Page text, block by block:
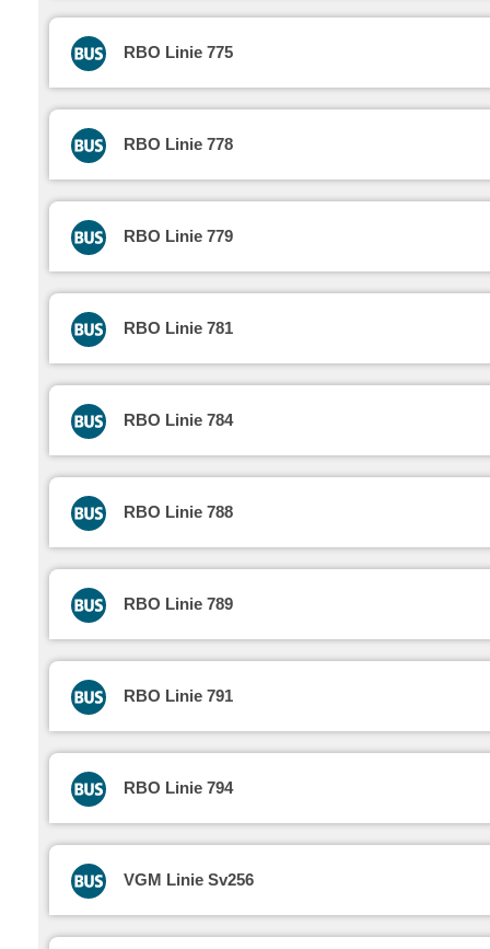
RBO Linie 775
RBO Linie 778
RBO Linie 779
RBO Linie 781
RBO Linie 784
RBO Linie 788
RBO Linie 789
RBO Linie 791
RBO Linie 794
VGM Linie Sv256